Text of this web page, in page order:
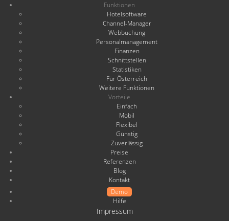
Funktionen
Hotelsoftware
Channel-Manager
Webbuchung
Personalmanagement
Finanzen
Schnittstellen
Statistiken
Für Österreich
Weitere Funktionen
Vorteile
Einfach
Mobil
Flexibel
Günstig
Zuverlässig
Preise
Referenzen
Blog
Kontakt
Demo
Hilfe
Impressum